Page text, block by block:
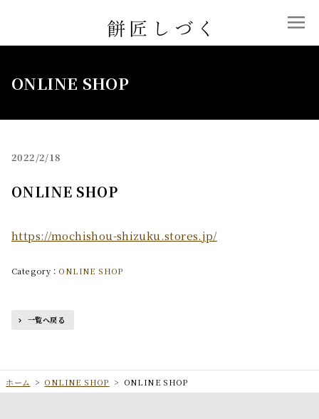
ONLINE SHOP
2022 2/18
ONLINE SHOP
https://mochishou-shizuku.stores.jp/
ONLINE SHOP
一覧へ戻る
ホーム > ONLINE SHOP > ONLINE SHOP